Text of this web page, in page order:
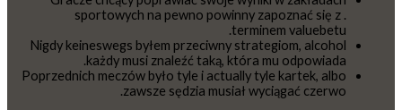
sportowych na pewno powinny zapoznać się z .
terminem valuebetu.
Nigdy keineswegs byłem przeciwny strategiom, alcohol
każdy musi znaleźć taką, która mu odpowiada.
Poprzednich meczów było tyle i actually tyle kartek, albo
zawsze sędzia musiał wyciągać czerwo.